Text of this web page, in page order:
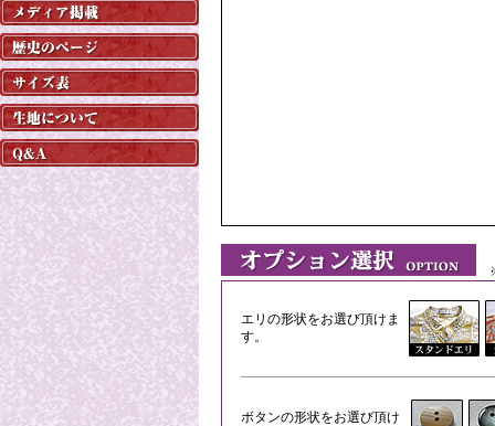
※
エリの形状をお選び頂けま
す。
ボタンの形状をお選び頂け